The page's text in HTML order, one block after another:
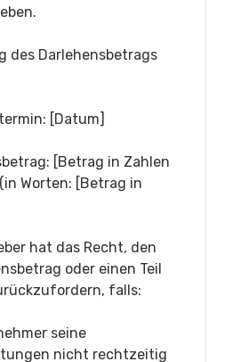
des Darlehensbetrags
[Datum]
[Betrag in Zahlen
Worten: [Betrag in
hat das Recht, den
oder einen Teil
falls:
seine
nicht rechtzeitig